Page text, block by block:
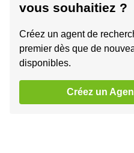
vous souhaitiez ?
Créez un agent de
premier dès que de
disponibles.
Créez un